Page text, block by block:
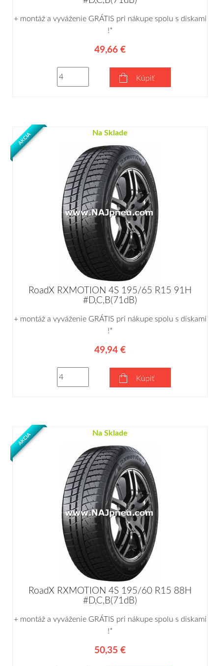
+ montáž a vyváženie GRÁTIS pri nákupe spolu s diskami
!*
49,66 €
Kúpiť
Na Sklade
AKCIA
RoadX RXMOTION 4S 195/65 R15 91H
#D,C,B(71dB)
+ montáž a vyváženie GRÁTIS pri nákupe spolu s diskami
!*
49,94 €
Kúpiť
Na Sklade
AKCIA
RoadX RXMOTION 4S 195/60 R15 88H
#D,C,B(71dB)
+ montáž a vyváženie GRÁTIS pri nákupe spolu s diskami
!*
50,35 €